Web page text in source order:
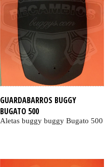
GUARDABARROS BUGGY
BUGATO 500
Aletas buggy buggy Bugato 500